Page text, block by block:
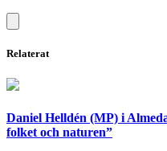
Relaterat
Daniel Helldén (MP) i
folket och naturen”